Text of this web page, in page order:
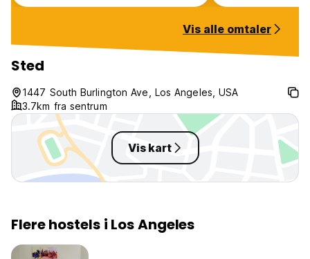
convenience stores!
Vis alle omtaler
Sted
1447 South Burlington Ave, Los Angeles, USA
3.7km fra sentrum
Vis kart
Flere hostels i Los Angeles